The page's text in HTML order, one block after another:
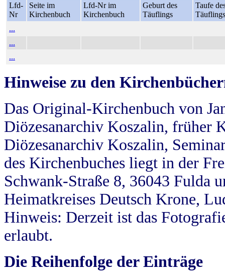
Lfd-
Nr
Seite im
Kirchenbuch
Lfd-Nr im
Kirchenbuch
Geburt des
Täuflings
Taufe
Täuflings
...
...
...
Hinweise zu den
Das Original-Kirchenbuch von
Diözesanarchiv Koszalin, früher
Diözesanarchiv Koszalin,
des Kirchenbuches liegt in der
Schwank-Straße 8, 36043 Fulda
Heimatkreises Deutsch Krone,
Hinweis: Derzeit ist das
erlaubt.
Die Reihenfolge der Einträge